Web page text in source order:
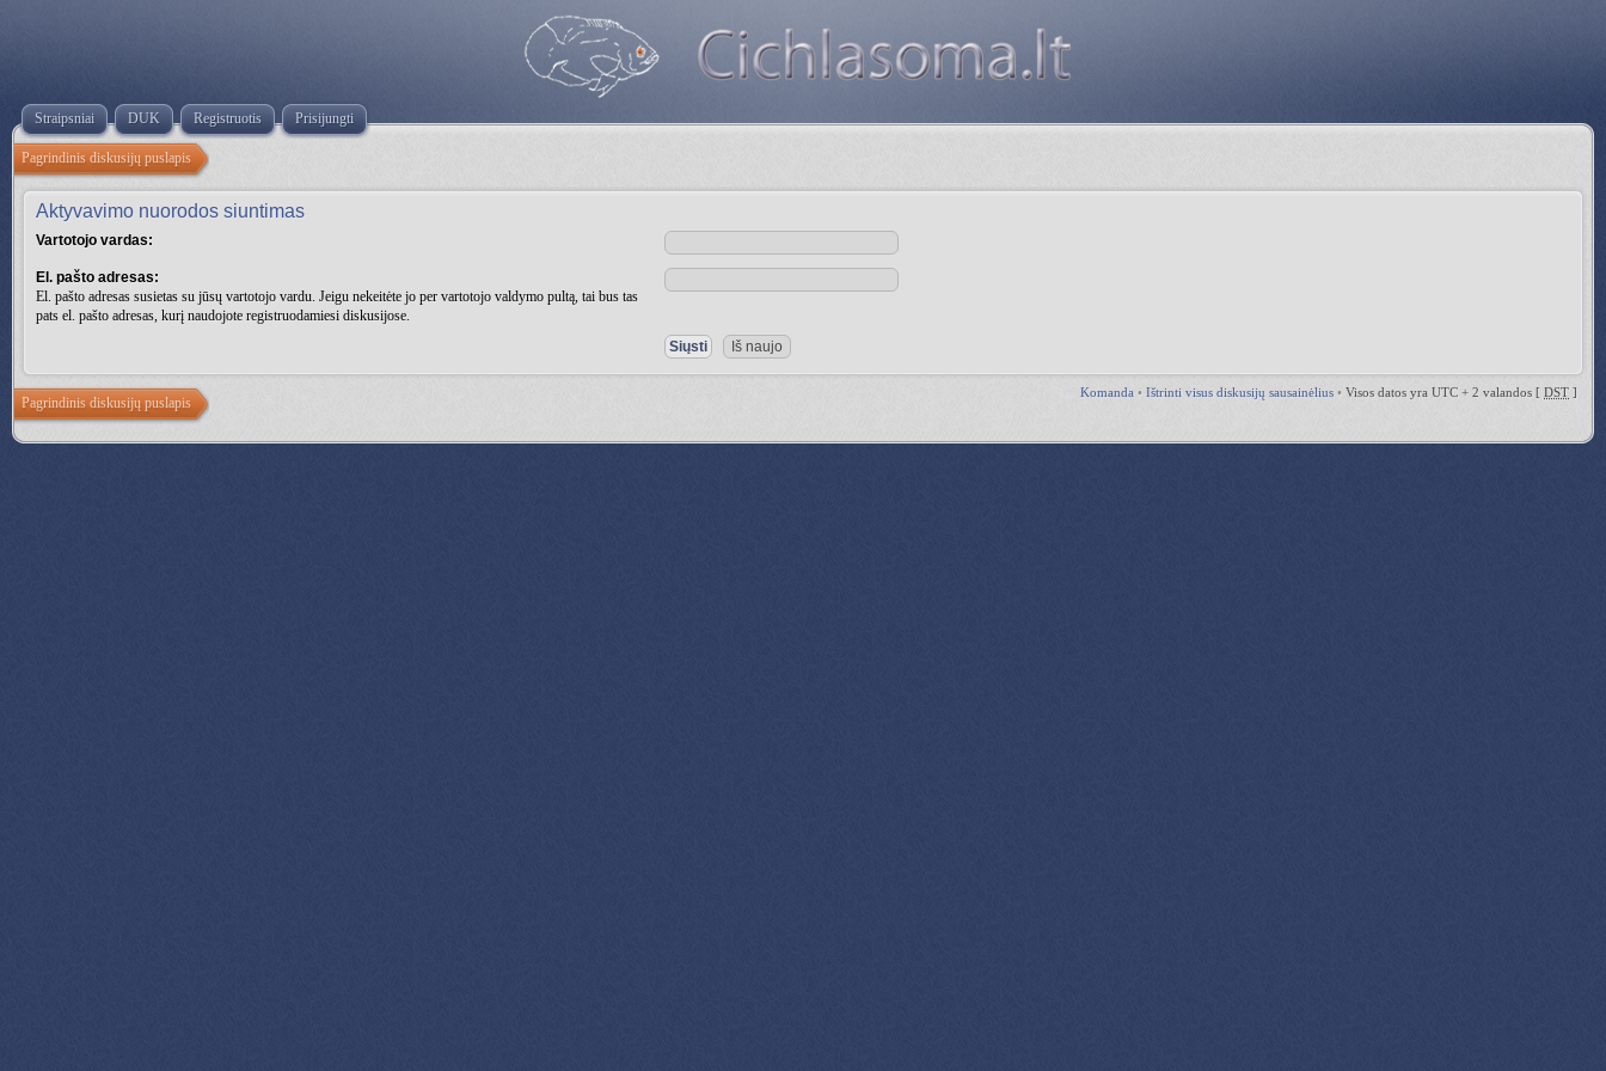
Straipsniai DUK Registruotis Prisijungti
Pagrindinis diskusijų puslapis
Aktyvavimo nuorodos siuntimas
Vartotojo vardas:
El. pašto adresas:
El. pašto adresas susietas su jūsų vartotojo vardu. Jeigu nekeitėte jo per vartotojo valdymo pultą, tai bus tas
pats el. pašto adresas, kurį naudojote registruodamiesi diskusijose.
Komanda • Ištrinti visus diskusijų sausainėlius • Visos datos yra UTC + 2 valandos [ DST ]
Pagrindinis diskusijų puslapis